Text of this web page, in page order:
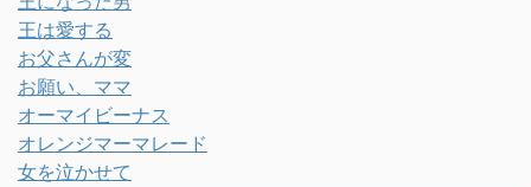
王は愛する
お父さんが変
お願い、ママ
オーマイビーナス
オレンジマーマレード
女を泣かせて